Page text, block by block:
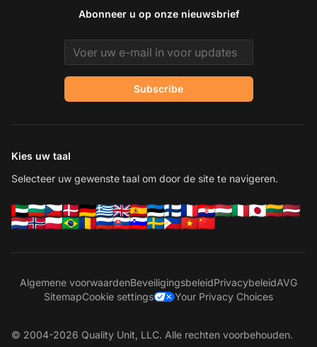
Abonneer u op onze nieuwsbrief
Email address
Subscribe
Kies uw taal
Selecteer uw gewenste taal om door de site te navigeren.
Algemene voorwaardenBeveiligingsbeleidPrivacybeleidAVG
SitemapCookie settings Your Privacy Choices
© 2004-2026 Quality Unit, LLC. Alle rechten voorbehouden.